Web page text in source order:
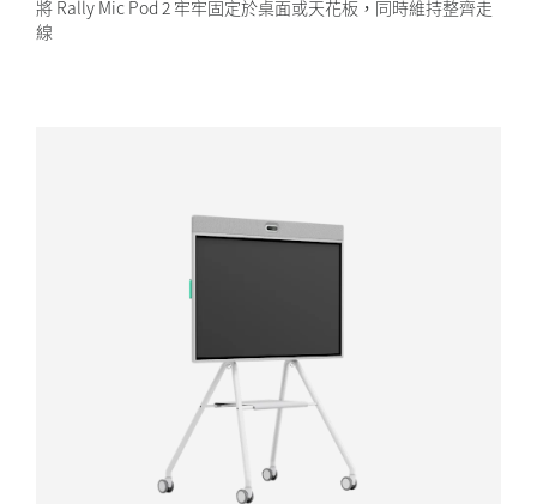
將 Rally Mic Pod 2 牢牢固定於桌面或天花板，同時維持整齊走
線